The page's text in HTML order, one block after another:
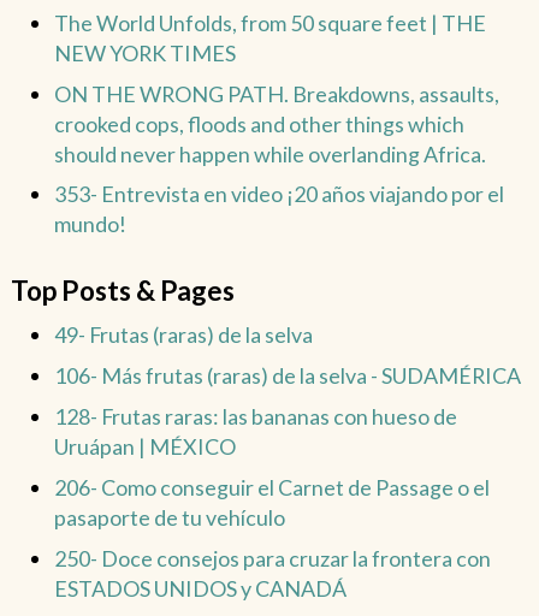
The World Unfolds, from 50 square feet | THE
NEW YORK TIMES
ON THE WRONG PATH. Breakdowns, assaults,
crooked cops, floods and other things which
should never happen while overlanding Africa.
353- Entrevista en video ¡20 años viajando por el
mundo!
Top Posts & Pages
49- Frutas (raras) de la selva
106- Más frutas (raras) de la selva - SUDAMÉRICA
128- Frutas raras: las bananas con hueso de
Uruápan | MÉXICO
206- Como conseguir el Carnet de Passage o el
pasaporte de tu vehículo
250- Doce consejos para cruzar la frontera con
ESTADOS UNIDOS y CANADÁ